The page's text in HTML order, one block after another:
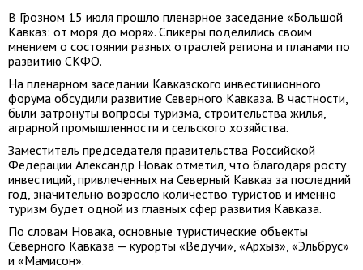
В Грозном 15 июля прошло пленарное заседание «Большой
Кавказ: от моря до моря». Спикеры поделились своим
мнением о состоянии разных отраслей региона и планами по
развитию СКФО.
На пленарном заседании Кавказского инвестиционного
форума обсудили развитие Северного Кавказа. В частности,
были затронуты вопросы туризма, строительства жилья,
аграрной промышленности и сельского хозяйства.
Заместитель председателя правительства Российской
Федерации Александр Новак отметил, что благодаря росту
инвестиций, привлеченных на Северный Кавказ за последний
год, значительно возросло количество туристов и именно
туризм будет одной из главных сфер развития Кавказа.
По словам Новака, основные туристические объекты
Северного Кавказа — курорты «Ведучи», «Архыз», «Эльбрус»
и «Мамисон».